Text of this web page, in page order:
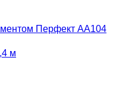
Перфект AA104